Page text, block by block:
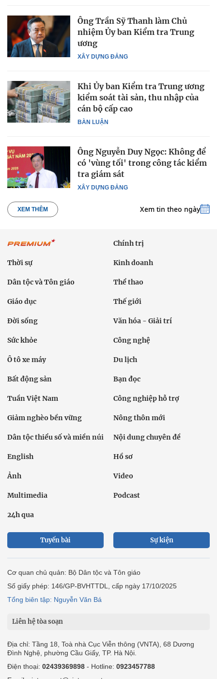
XÂY DỰNG ĐẢNG
Ông Trần Sỹ Thanh làm Chủ
nhiệm Ủy ban Kiểm tra Trung
ương
BÀN LUẬN
Khi Ủy ban Kiểm tra Trung ương
kiểm soát tài sản, thu nhập của
cán bộ cấp cao
XÂY DỰNG ĐẢNG
Ông Nguyễn Duy Ngọc: Không để
có 'vùng tối' trong công tác kiểm
tra giám sát
XEM THÊM Xem tin theo ngày
Chính trị
Thời sự Kinh doanh
Dân tộc và Tôn giáo Thể thao
Giáo dục Thế giới
Đời sống Văn hóa - Giải trí
Sức khỏe Công nghệ
Ô tô xe máy Du lịch
Bất động sản Bạn đọc
Tuần Việt Nam Công nghiệp hỗ trợ
Giảm nghèo bền vững Nông thôn mới
Dân tộc thiểu số và miền núi Nội dung chuyên đề
English Hồ sơ
Ảnh Video
Multimedia Podcast
24h qua
Tuyến bài Sự kiện
Cơ quan chủ quản: Bộ Dân tộc và Tôn giáo
Số giấy phép: 146/GP-BVHTTDL, cấp ngày 17/10/2025
Tổng biên tập: Nguyễn Văn Bá
Liên hệ tòa soạn
Địa chỉ: Tầng 18, Toà nhà Cục Viễn thông (VNTA), 68 Dương
Đình Nghệ, phường Cầu Giấy, TP. Hà Nội.
Điện thoại: 02439369898 - Hotline: 0923457788